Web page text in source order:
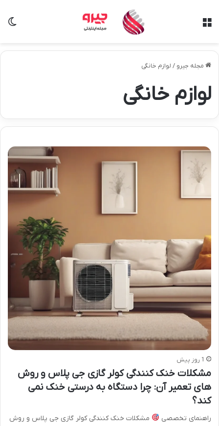
مجله جیرو / لوازم خانگی
لوازم خانگی
1 روز پیش
مشکلات خنک کنندگی کولر گازی جی پلاس و روش
های تعمیر آن: چرا دستگاه به درستی خنک نمی
کند؟
راهنمای تخصصی
مشکلات خنک کنندگی کولر گازی جی پلاس و روش